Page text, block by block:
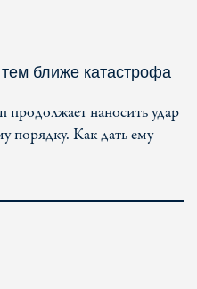
ближе катастрофа
наносить удар
порядку. Как дать ему